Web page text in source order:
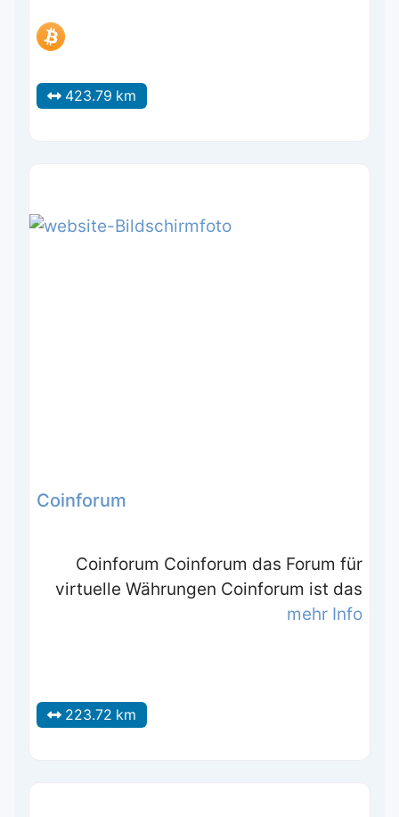
423.79 km
Coinforum
Coinforum Coinforum das Forum für
virtuelle Währungen Coinforum ist das
mehr Info
223.72 km